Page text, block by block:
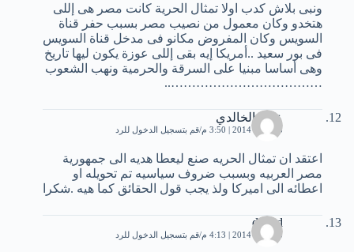
ونبى بلاش كدب اولا تمثال الحرية كانت مصر هى إللى
هتخدو وكان معمول من نصيب مصر بسبب حفر قناة
السويس وكان المفروض مكانو فى مدخل قناة السويس
فى بور سعيد ..أمريكا إيه بقى إللى عوزة يكون ليها تاريخ
وهى أساسا مبنيا على السرقة والحرمية ونهب الشعوب
………………………………..
عماد الخالدي
23 يناير، 2014 | 3:50 م قم بتسجيل الدخول للرد
اعتقد ان تمثال الحريه صنع ليعطا هديه الى جمهورية
مصر العربيه وبسبب ضروف سياسيه تم تحويله او
اعطائه الى اميركا ولذ يجب قول الحقائق كما هيه .شكرا
djihad
23 يناير، 2014 | 4:13 م قم بتسجيل الدخول للرد